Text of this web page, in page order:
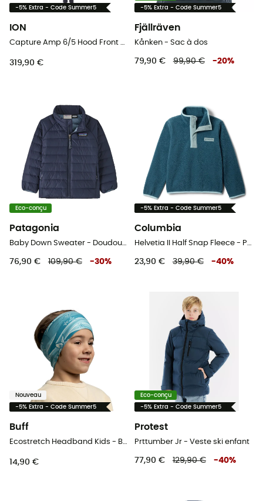
-5% Extra - Code Summer5
ION
Capture Amp 6/5 Hood Front Zip - Combinaison de surf enfant
319,90 €
-5% Extra - Code Summer5
Fjällräven
Kånken - Sac à dos
79,90 € 99,90 € -20%
Eco-conçu
Patagonia
76,90 € 109,90 € -30%
-5% Extra - Code Summer5
Columbia
23,90 € 39,90 € -40%
Nouveau
-5% Extra - Code Summer5
Buff
14,90 €
Eco-conçu
-5% Extra - Code Summer5
Protest
Prttumber Jr - Veste ski enfant
77,90 € 129,90 € -40%